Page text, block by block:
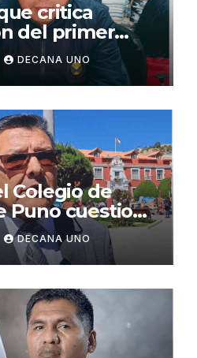
critica
del primer
de Keiko
DECANA UNO
Colegio de
Puno cuestiona
seguridad
DECANA UNO